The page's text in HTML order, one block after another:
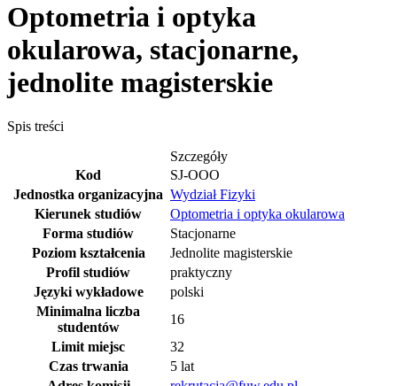
Optometria i optyka
okularowa, stacjonarne,
jednolite magisterskie
Spis treści
Szczegóły
Kod
SJ-OOO
Jednostka organizacyjna Wydział Fizyki
Kierunek studiów
Optometria i optyka okularowa
Forma studiów
Stacjonarne
Poziom kształcenia
Jednolite magisterskie
Profil studiów
praktyczny
Języki wykładowe
polski
Minimalna liczba
studentów
16
Limit miejsc
32
Czas trwania
5 lat